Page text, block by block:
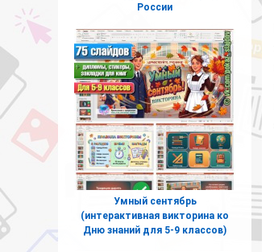
России
Умный сентябрь
(интерактивная викторина ко
Дню знаний для 5-9 классов)